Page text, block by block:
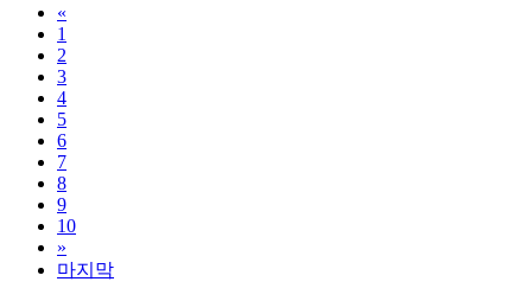
«
1
2
3
4
5
6
7
8
9
10
»
마지막